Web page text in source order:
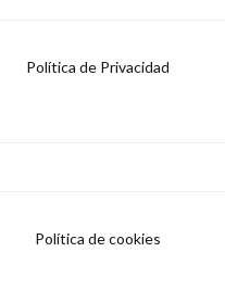
Política de Privacidad
Política de cookies